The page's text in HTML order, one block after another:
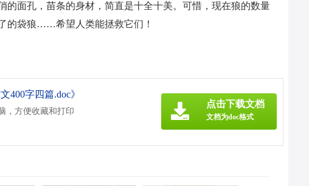
的面孔，苗条的身材，简直是十全十美。可惜，现在狼的数量
的袋狼……希望人类能拯救它们！
400字四篇.doc》
，方便收藏和打印
点击下载文档
文档为doc格式